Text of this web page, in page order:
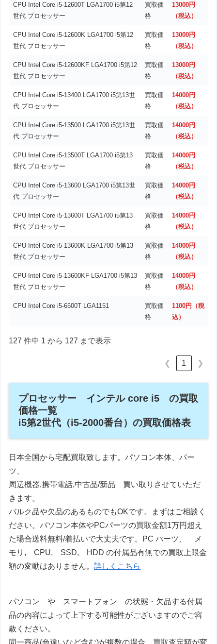
CPU Intel Core i5-12600T LGA1700 i5第12
世代 プロセッサー
買取価
格
13000円
（税込）
CPU Intel Core i5-12600K LGA1700 i5第12
世代 プロセッサー
買取価
格
13000円
（税込）
CPU Intel Core i5-12600KF LGA1700 i5第12
世代 プロセッサー
買取価
格
13000円
（税込）
CPU Intel Core i5-13400 LGA1700 i5第13世
代 プロセッサー
買取価
格
14000円
（税込）
CPU Intel Core i5-13500 LGA1700 i5第13世
代 プロセッサー
買取価
格
14000円
（税込）
CPU Intel Core i5-13500T LGA1700 i5第13
世代 プロセッサー
買取価
格
14000円
（税込）
CPU Intel Core i5-13600 LGA1700 i5第13世
代 プロセッサー
買取価
格
14000円
（税込）
CPU Intel Core i5-13600T LGA1700 i5第13
世代 プロセッサー
買取価
格
14000円
（税込）
CPU Intel Core i5-13600K LGA1700 i5第13
世代 プロセッサー
買取価
格
14000円
（税込）
CPU Intel Core i5-13600KF LGA1700 i5第13
世代 プロセッサー
買取価
格
14000円
（税込）
CPU Intel Core i5-6500T LGA1151
買取価
格
1100円（税
込）
127 件中 1 から 127 まで表示
❮ 1 ❯
プロセッサー インテル core i5 の買取
価格一覧
i5第2世代（i5-2000番台）の買取価格表
日本全国から宅配買取致します。パソコン本体、パー
ツ、
周辺機器,携帯電話,中古品/新品 買い取りさせていただ
きます。
バルク品や欠品のあるものでもOKです。まずはご相談く
ださい。パソコン本体やPCパーツの買取金額1万円超え
た場合送料無料/着払いで大丈夫です。PC パーツ、 メ
モリ, CPU, SSD, HDD の付属品有無での買取上限金
額の変動はありません。詳しくこちら
パソコン や スマートフォン の状態・欠品する付属
品の内容によって上下する可能性がございますのでご容
赦ください。
同一商品(色違いなど含む)が複数の場合、買取査定額が変